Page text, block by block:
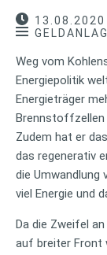
13.08.2020
Weg vom
Energiepolitik
Energieträger
Brennstoffzellen
Zudem hat er
das regenerativ
die Umwandlung
viel Energie und
Da die Zweifel
auf breiter Front